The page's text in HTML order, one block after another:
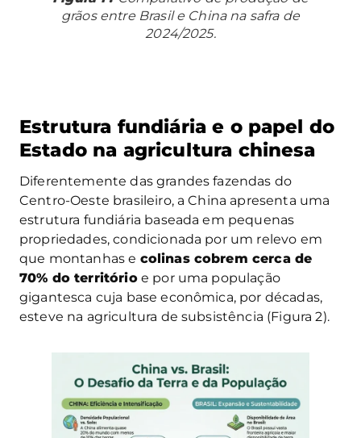
grãos entre Brasil e China na safra de
2024/2025.
Estrutura fundiária e o papel do
Estado na agricultura chinesa
Diferentemente das grandes fazendas do
Centro-Oeste brasileiro, a China apresenta uma
estrutura fundiária baseada em pequenas
propriedades, condicionada por um relevo em
que montanhas e colinas cobrem cerca de
70% do territórioe por uma população
gigantesca cuja base econômica, por décadas,
esteve na agricultura de subsistência (Figura 2).